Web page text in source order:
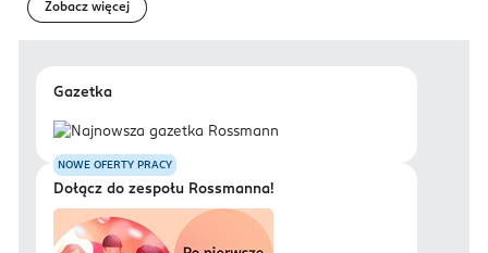
Zobacz więcej
Gazetka
NOWE OFERTY PRACY
Dołącz do zespołu Rossmanna!